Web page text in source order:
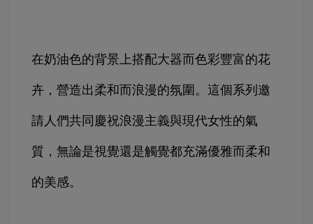
在奶油色的背景上搭配大器而色彩豐富的花
卉，營造出柔和而浪漫的氛圍。這個系列邀
請人們共同慶祝浪漫主義與現代女性的氣
質，無論是視覺還是觸覺都充滿優雅而柔和
的美感。